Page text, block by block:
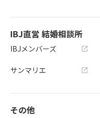
IBJ直営 結婚相談所
IBJメンバーズ
サンマリエ
その他